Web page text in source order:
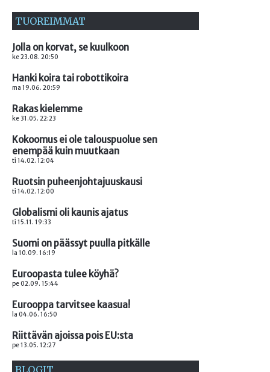
TUOREIMMAT
Jolla on korvat, se kuulkoon
ke 23.08. 20:50
Hanki koira tai robottikoira
ma 19.06. 20:59
Rakas kielemme
ke 31.05. 22:23
Kokoomus ei ole talouspuolue sen
enempää kuin muutkaan
ti 14.02. 12:04
Ruotsin puheenjohtajuuskausi
ti 14.02. 12:00
Globalismi oli kaunis ajatus
ti 15.11. 19:33
Suomi on päässyt puulla pitkälle
la 10.09. 16:19
Euroopasta tulee köyhä?
pe 02.09. 15:44
Eurooppa tarvitsee kaasua!
la 04.06. 16:50
Riittävän ajoissa pois EU:sta
pe 13.05. 12:27
BLOGIT